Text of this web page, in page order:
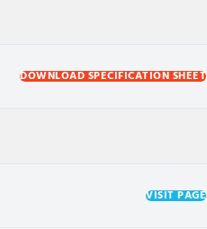
DOWNLOAD SPECIFICATION SHEET
VISIT PAGE